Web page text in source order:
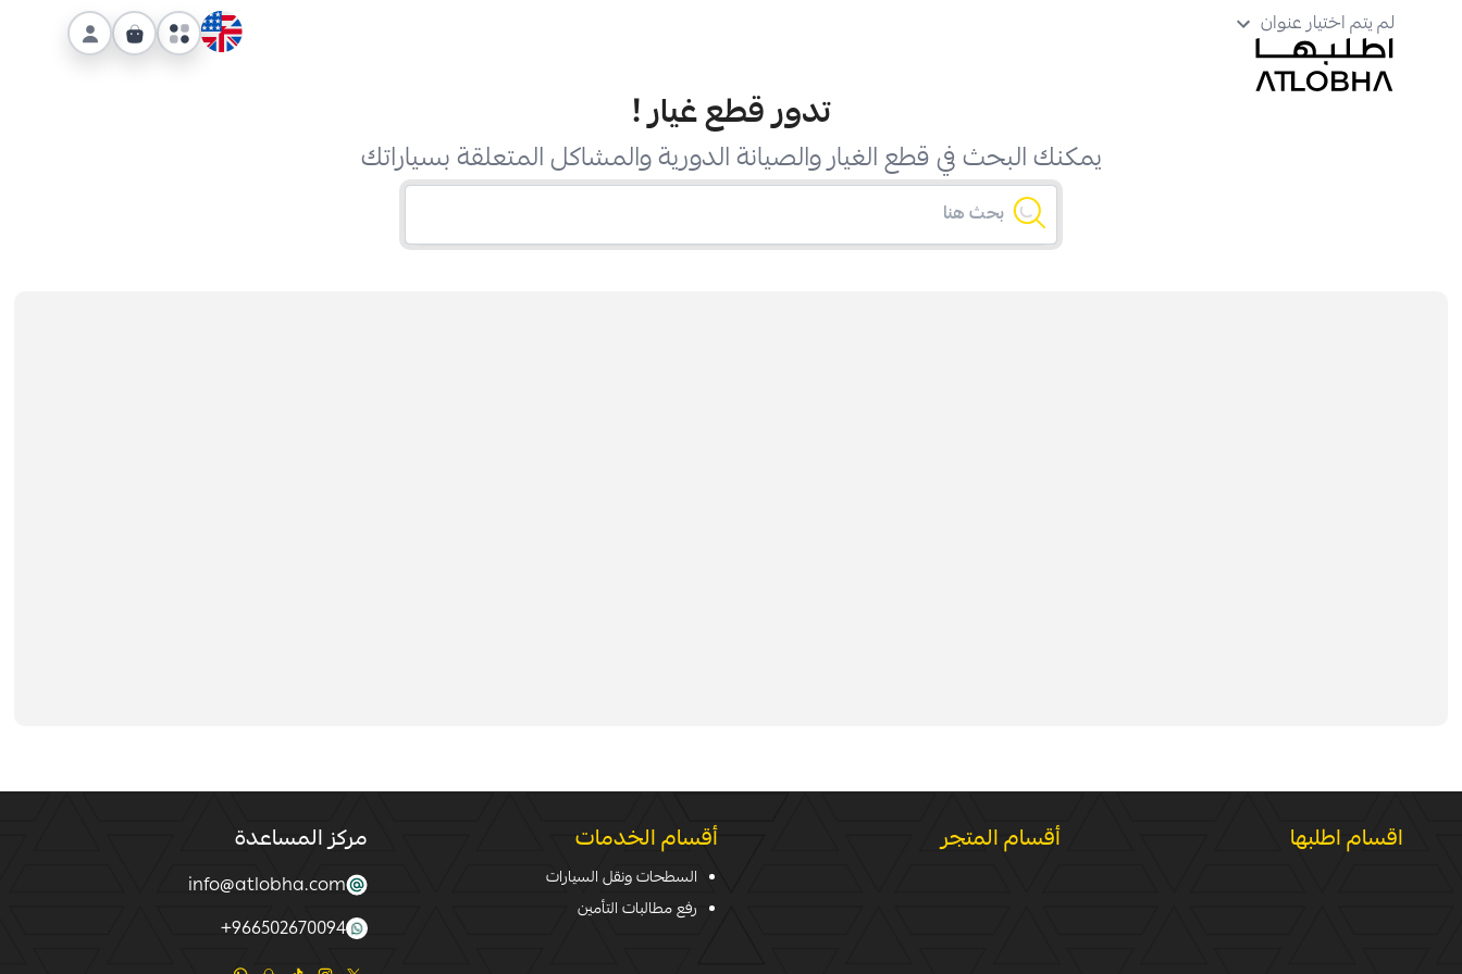
لم يتم اختيار عنوان
تدور قطع غيار!
يمكنك البحث في قطع الغيار والصيانة الدورية والمشاكل المتعلقة بسياراتك
اقسام اطلبها أقسام المتجر أقسام الخدمات
السطحات ونقل السيارات
رفع مطالبات التأمين
مركز المساعدة
info@atlobha.com
966502670094
+